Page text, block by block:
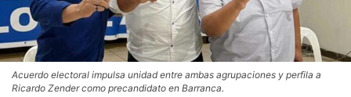
Acuerdo electoral impulsa unidad entre ambas agrupaciones y perfila a
Ricardo Zender como precandidato en Barranca.